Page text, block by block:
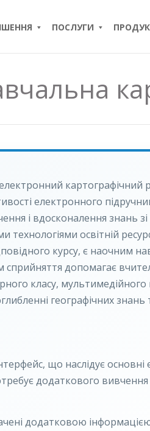
ПОСЛУГИ
картографічний
електронного
і вдосконалення знань
освітній
курсу, є наочним
допомагає
класу,
географічних знань
що наслідує
додаткового
додатковою